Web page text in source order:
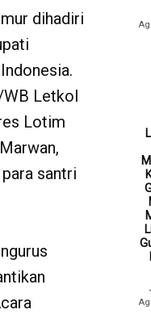
dihadiri
WB Letkol
Lotim
santri